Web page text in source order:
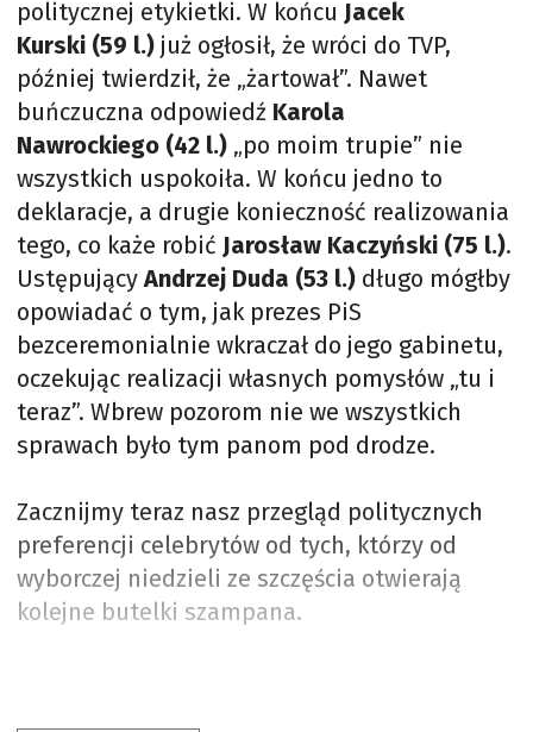
politycznej etykietki. W końcu Jacek
Kurski (59 l.) już ogłosił, że wróci do TVP,
później twierdził, że „żartował”. Nawet
buńczuczna odpowiedź Karola
Nawrockiego (42 l.) „po moim trupie” nie
wszystkich uspokoiła. W końcu jedno to
deklaracje, a drugie konieczność realizowania
tego, co każe robić Jarosław Kaczyński (75 l.).
UstępującyAndrzej Duda (53 l.) długo mógłby
opowiadać o tym, jak prezes PiS
bezceremonialnie wkraczał do jego gabinetu,
oczekując realizacji własnych pomysłów „tu i
teraz”. Wbrew pozorom nie we wszystkich
sprawach było tym panom pod drodze.
Zacznijmy teraz nasz przegląd politycznych
preferencji celebrytów od tych, którzy od
wyborczej niedzieli ze szczęścia otwierają
kolejne butelki szampana.